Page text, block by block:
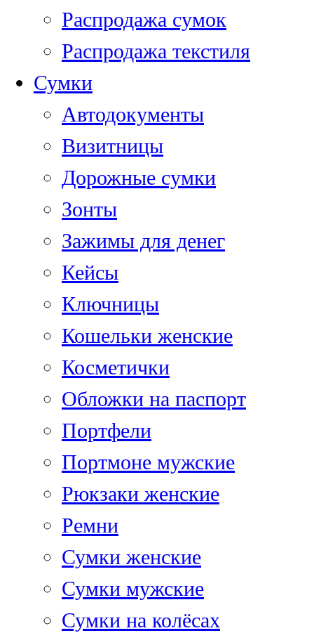
Распродажа сумок
Распродажа текстиля
Сумки
Автодокументы
Визитницы
Дорожные сумки
Зонты
Зажимы для денег
Кейсы
Ключницы
Кошельки женские
Косметички
Обложки на паспорт
Портфели
Портмоне мужские
Рюкзаки женские
Ремни
Сумки женские
Сумки мужские
Сумки на колёсах